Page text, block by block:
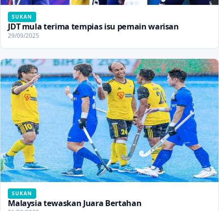
SUKAN
JDT mula terima tempias isu pemain warisan
29/09/2025
SUKAN
Malaysia tewaskan Juara Bertahan